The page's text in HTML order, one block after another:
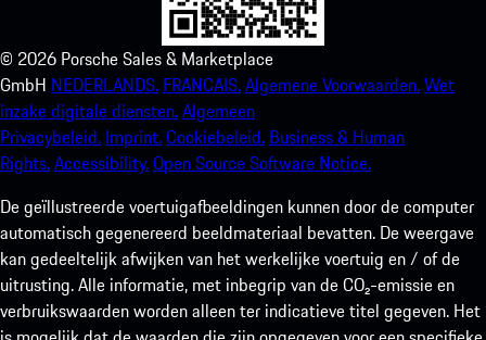
© 2026 Porsche Sales & Marketplace
GmbH NEDERLANDS. FRANCAIS.Algemene Voorwaarden.Wet
inzake digitale diensten.Algemeen
Privacybeleid. Imprint.Cookiebeleid. Business & Human
Rights.Accessibility.Open Source Software Notice.
De geïllustreerde voertuigafbeeldingen kunnen door de computer
automatisch gegenereerd beeldmateriaal bevatten. De weergave
kan gedeeltelijk afwijken van het werkelijke voertuig en / of de
uitrusting. Alle informatie, met inbegrip van de CO₂-emissie en
verbruikswaarden worden alleen ter indicatieve titel gegeven. Het